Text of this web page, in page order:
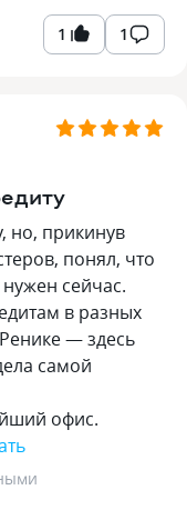
1 1
но, прикинув
понял, что
сейчас.
в разных
— здесь
самой
офис.